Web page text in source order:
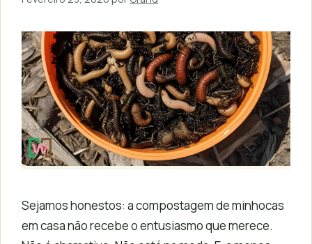
Sejamos honestos: a compostagem de minhocas
em casa não recebe o entusiasmo que merece.